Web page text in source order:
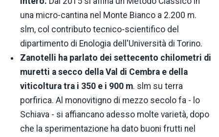
una micro-cantina nel Monte Bianco a 2.200 m.
slm, col contributo tecnico-scientifico del
dipartimento di Enologia dell'Università di Torino.
Zanotelli ha parlato dei settecento chilometri di
muretti a secco della Val di Cembra e della
viticoltura tra i 350 e i 900 m. slm su terra
porfirica. Al monovitigno di mezzo secolo fa - lo
Schiava - si affiancano adesso molte varietà, dopo
che la sperimentazione ha dato buoni frutti nel